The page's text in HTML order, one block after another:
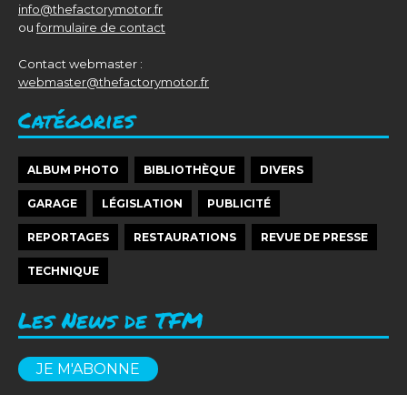
info@thefactorymotor.fr
ouformulaire de contact
Contact webmaster :
webmaster@thefactorymotor.fr
Catégories
ALBUM PHOTO BIBLIOTHÈQUE DIVERS
GARAGE LÉGISLATION PUBLICITÉ
REPORTAGES RESTAURATIONS REVUE DE PRESSE
TECHNIQUE
Les News de TFM
JE M'ABONNE